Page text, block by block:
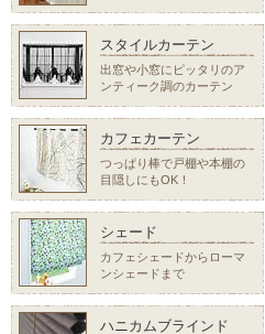
スタイルカーテン
出窓や小窓にピッタリのア
ンティーク調のカーテン
カフェカーテン
つっぱり棒で戸棚や本棚の
目隠しにもOK！
シェード
カフェシェードからローマ
ンシェードまで
ハニカムブラインド